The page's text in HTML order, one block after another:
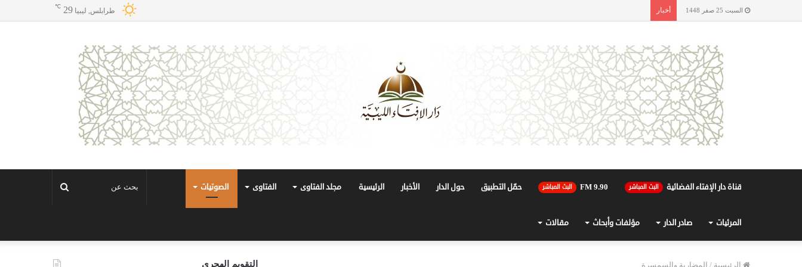
السبت 25 صفر 1448 أخبار طرابلس, ليبيا 29
℃
قناة دار الإفتاء الفضائية البث المباشر 90.FM 9 البث المباشر حمّل التطبيق حول الدار الأخبار الرئيسية مجلد الفتاوى الفتاوى الصوتيات
المرئيات صادر الدار مؤلفات وأبحاث مقالات
الرئيسية / المضاربة والسمسرة التقويم الهجري